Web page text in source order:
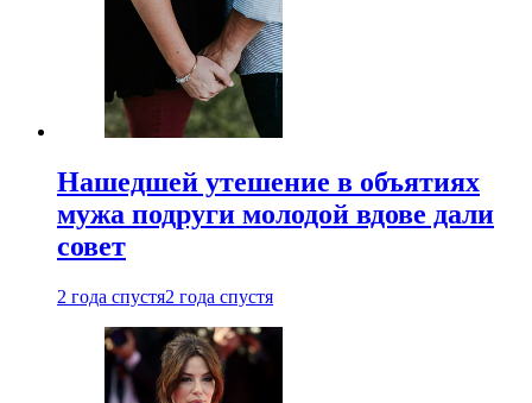
Нашедшей утешение в объятиях
мужа подруги молодой вдове дали
совет
2 года спустя2 года спустя